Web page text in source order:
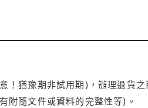
！猶豫期非試用期)，辦理退貨
附隨文件或資料的完整性等)。